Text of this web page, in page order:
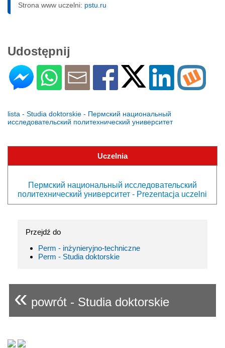
Strona www uczelni: pstu.ru
Udostępnij
lista - Studia doktorskie - Пермский национальный
исследовательский политехнический университет
Uczelnia
Пермский национальный исследовательский
политехнический университет - Prezentacja uczelni
Przejdź do
Perm - inżynieryjno-techniczne
Perm - Studia doktorskie
« powrót - Studia doktorskie